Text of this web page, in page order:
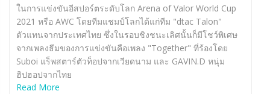
ในการแข่งขันอีสปอร์ตระดับโลก Arena of Valor World Cup
2021 หรือ AWC โดยทีมแชมป์โลกได้แก่ทีม "dtac Talon"
ตัวแทนจากประเทศไทย ซึ่งในรอบชิงชนะเลิศนั้นก็มีโชว์พิเศษ
จากเพลงธีมของการแข่งขันคือเพลง "Together" ที่ร้องโดย
Suboi แร็พสตาร์ตัวท็อปจากเวียดนาม และ GAVIN.D หนุ่ม
ฮิปฮอปจากไทย
Read More